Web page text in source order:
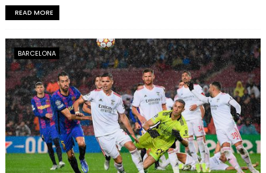
READ MORE
BARCELONA